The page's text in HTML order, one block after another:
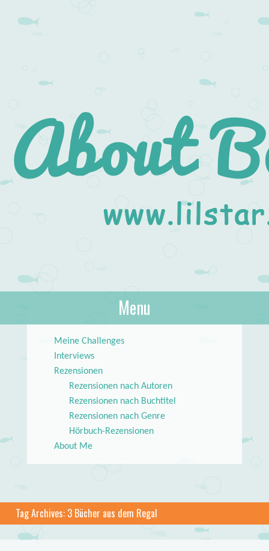
About Books
lilstar.de
Menu
Meine Challenges
Interviews
Rezensionen
Rezensionen nach Autoren
Rezensionen nach Buchtitel
Rezensionen nach Genre
Hörbuch-Rezensionen
About Me
Tag Archives: 3 Bücher aus dem Regal